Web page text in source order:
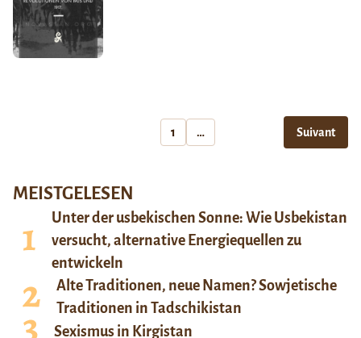
1 … Suivant
MEISTGELESEN
Unter der usbekischen Sonne: Wie Usbekistan
versucht, alternative Energiequellen zu
entwickeln
Alte Traditionen, neue Namen? Sowjetische
Traditionen in Tadschikistan
Sexismus in Kirgistan